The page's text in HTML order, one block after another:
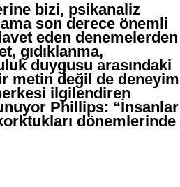
bizi, psikanaliz
son derece önemli
eden denemelerden
gıdıklanma,
duygusu arasındaki
metin değil de deneyim
ilgilendiren
Phillips: “İnsanlar
dönemlerinde